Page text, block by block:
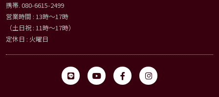
携帯. 080-6615-2499
営業時間 : 13時〜17時
（土日祝 : 11時〜17時）
定休日 : 火曜日